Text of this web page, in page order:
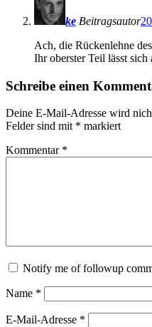
ke Beitragsautor
Ach, die Rückenlehne
Ihr oberster Teil lässt
Schreibe einen
Deine E-Mail-Adresse wird
Felder sind mit * markiert
Kommentar *
Notify me of followup
Name *
E-Mail-Adresse *